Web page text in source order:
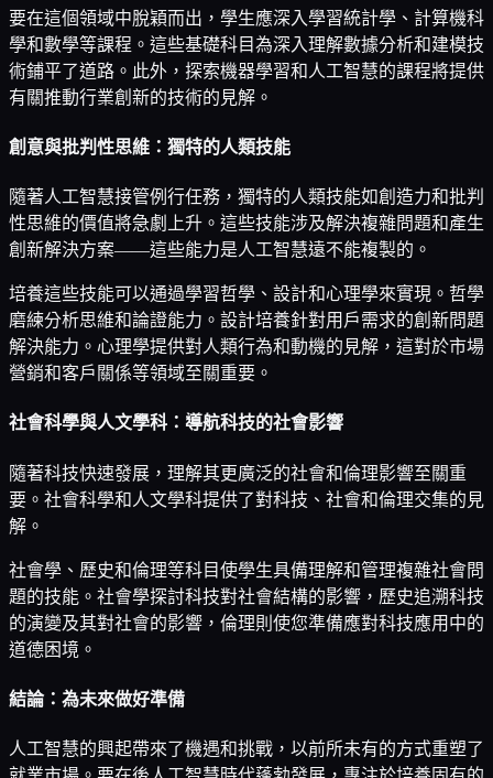
要在這個領域中脫穎而出，學生應深入學習統計學、計算機科
學和數學等課程。這些基礎科目為深入理解數據分析和建模技
術鋪平了道路。此外，探索機器學習和人工智慧的課程將提供
有關推動行業創新的技術的見解。
創意與批判性思維：獨特的人類技能
隨著人工智慧接管例行任務，獨特的人類技能如創造力和批判
性思維的價值將急劇上升。這些技能涉及解決複雜問題和產生
創新解決方案——這些能力是人工智慧遠不能複製的。
培養這些技能可以通過學習哲學、設計和心理學來實現。哲學
磨練分析思維和論證能力。設計培養針對用戶需求的創新問題
解決能力。心理學提供對人類行為和動機的見解，這對於市場
營銷和客戶關係等領域至關重要。
社會科學與人文學科：導航科技的社會影響
隨著科技快速發展，理解其更廣泛的社會和倫理影響至關重
要。社會科學和人文學科提供了對科技、社會和倫理交集的見
解。
社會學、歷史和倫理等科目使學生具備理解和管理複雜社會問
題的技能。社會學探討科技對社會結構的影響，歷史追溯科技
的演變及其對社會的影響，倫理則使您準備應對科技應用中的
道德困境。
結論：為未來做好準備
人工智慧的興起帶來了機遇和挑戰，以前所未有的方式重塑了